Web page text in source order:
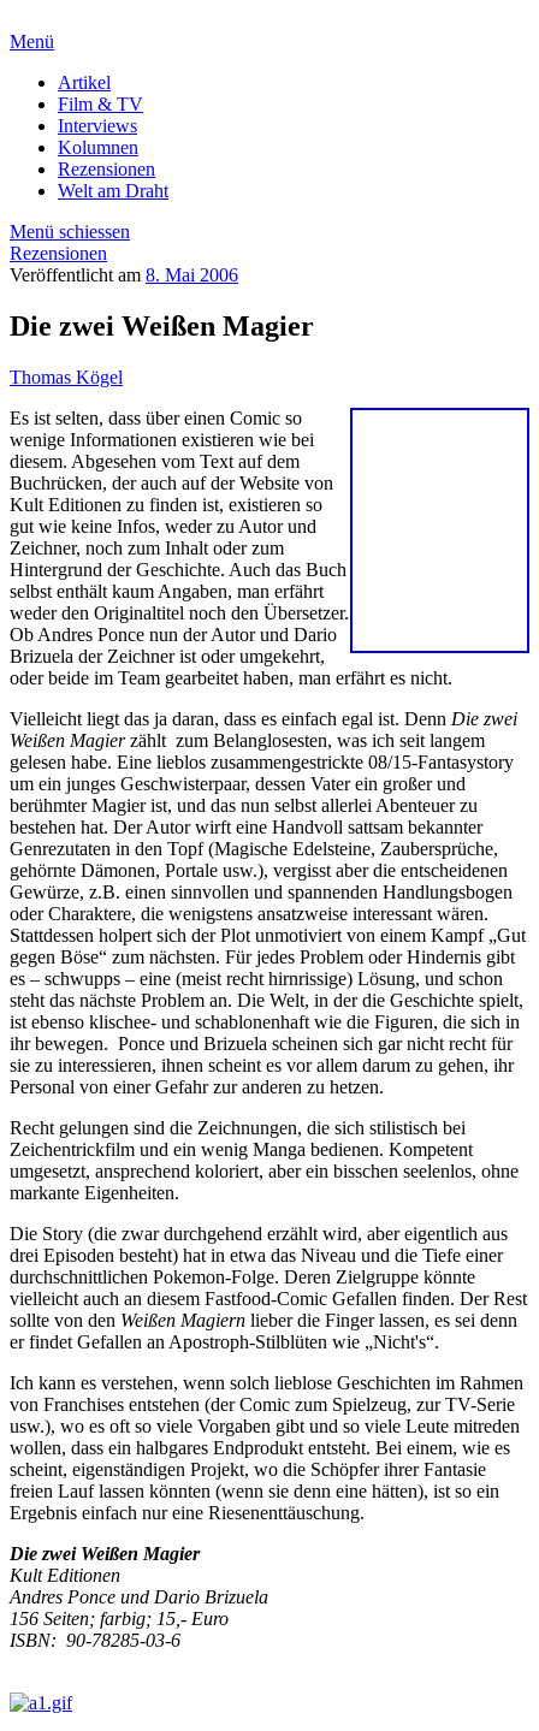
Menü
Artikel
Film & TV
Interviews
Kolumnen
Rezensionen
Welt am Draht
Menü schiessen
Rezensionen
Veröffentlicht am 8. Mai 2006
Die zwei Weißen Magier
Thomas Kögel
Es ist selten, dass über einen Comic so
wenige Informationen existieren wie bei
diesem. Abgesehen vom Text auf dem
Buchrücken, der auch auf der Website von
Kult Editionen zu finden ist, existieren so
gut wie keine Infos, weder zu Autor und
Zeichner, noch zum Inhalt oder zum
Hintergrund der Geschichte. Auch das Buch
selbst enthält kaum Angaben, man erfährt
weder den Originaltitel noch den Übersetzer.
Ob Andres Ponce nun der Autor und Dario
Brizuela der Zeichner ist oder umgekehrt,
oder beide im Team gearbeitet haben, man erfährt es nicht.
Vielleicht liegt das ja daran, dass es einfach egal ist. Denn Die zwei
Weißen Magierzählt zum Belanglosesten, was ich seit langem
gelesen habe. Eine lieblos zusammengestrickte 08/15-Fantasystory
um ein junges Geschwisterpaar, dessen Vater ein großer und
berühmter Magier ist, und das nun selbst allerlei Abenteuer zu
bestehen hat. Der Autor wirft eine Handvoll sattsam bekannter
Genrezutaten in den Topf (Magische Edelsteine, Zaubersprüche,
gehörnte Dämonen, Portale usw.), vergisst aber die entscheidenen
Gewürze, z.B. einen sinnvollen und spannenden Handlungsbogen
oder Charaktere, die wenigstens ansatzweise interessant wären.
Stattdessen holpert sich der Plot unmotiviert von einem Kampf „Gut
gegen Böse“ zum nächsten. Für jedes Problem oder Hindernis gibt
es – schwupps – eine (meist recht hirnrissige) Lösung, und schon
steht das nächste Problem an. Die Welt, in der die Geschichte spielt,
ist ebenso klischee- und schablonenhaft wie die Figuren, die sich in
ihr bewegen. Ponce und Brizuela scheinen sich gar nicht recht für
sie zu interessieren, ihnen scheint es vor allem darum zu gehen, ihr
Personal von einer Gefahr zur anderen zu hetzen.
Recht gelungen sind die Zeichnungen, die sich stilistisch bei
Zeichentrickfilm und ein wenig Manga bedienen. Kompetent
umgesetzt, ansprechend koloriert, aber ein bisschen seelenlos, ohne
markante Eigenheiten.
Die Story (die zwar durchgehend erzählt wird, aber eigentlich aus
drei Episoden besteht) hat in etwa das Niveau und die Tiefe einer
durchschnittlichen Pokemon-Folge. Deren Zielgruppe könnte
vielleicht auch an diesem Fastfood-Comic Gefallen finden. Der Rest
sollte von den Weißen Magiern lieber die Finger lassen, es sei denn
er findet Gefallen an Apostroph-Stilblüten wie „Nicht's“.
Ich kann es verstehen, wenn solch lieblose Geschichten im Rahmen
von Franchises entstehen (der Comic zum Spielzeug, zur TV-Serie
usw.), wo es oft so viele Vorgaben gibt und so viele Leute mitreden
wollen, dass ein halbgares Endprodukt entsteht. Bei einem, wie es
scheint, eigenständigen Projekt, wo die Schöpfer ihrer Fantasie
freien Lauf lassen könnten (wenn sie denn eine hätten), ist so ein
Ergebnis einfach nur eine Riesenenttäuschung.
Die zwei Weißen Magier
Kult Editionen
Andres Ponce und Dario Brizuela
156 Seiten; farbig; 15,- Euro
ISBN: 90-78285-03-6